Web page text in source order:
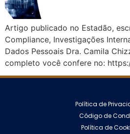
Artigo publicado no Estadão,
Compliance, Investigações
Dados Pessoais Dra. Camila
completo você confere no:
Política de
Código de
Política de